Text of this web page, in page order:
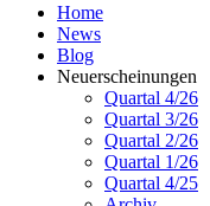
Home
News
Blog
Neuerscheinungen
Quartal 4/26
Quartal 3/26
Quartal 2/26
Quartal 1/26
Quartal 4/25